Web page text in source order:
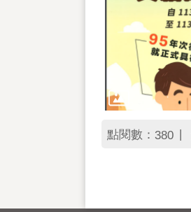
點閱數： 380